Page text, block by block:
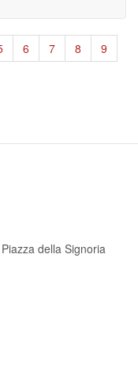
Page
6 Page
7 Page
8 Page
9
della Signoria